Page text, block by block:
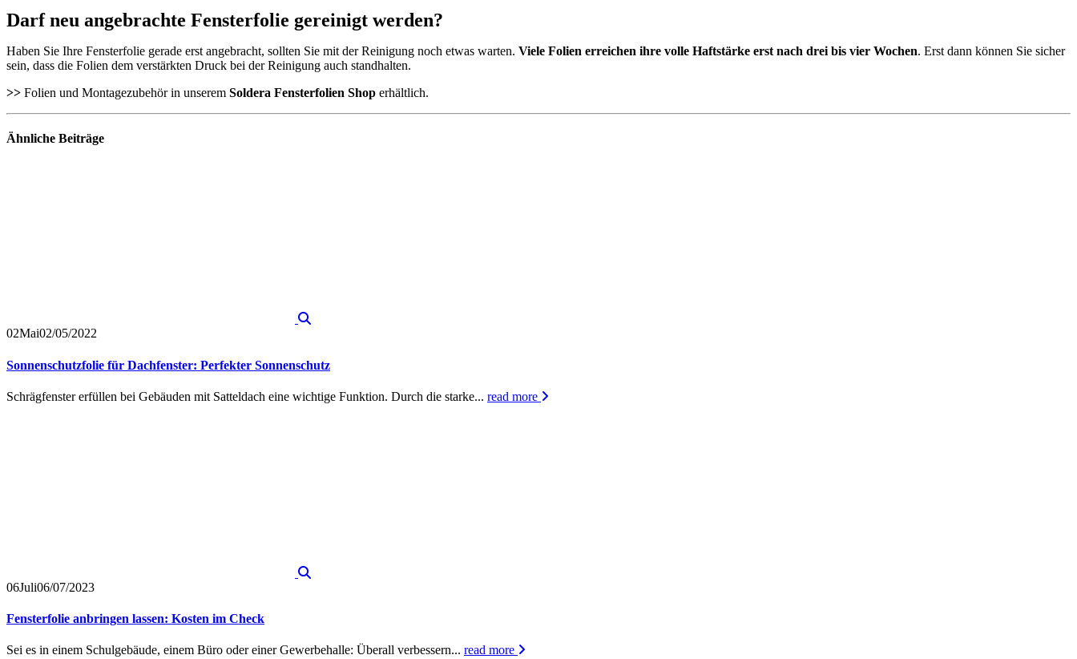
Darf neu angebrachte Fensterfolie gereinigt werden?
Haben Sie Ihre Fensterfolie gerade erst angebracht, sollten Sie mit der Reinigung noch etwas warten. Viele Folien erreichen ihre volle Haftstärke erst nach drei bis vier Wochen. Erst dann können Sie sicher
sein, dass die Folien dem verstärkten Druck bei der Reinigung auch standhalten.
>> Folien und Montagezubehör in unserem Soldera Fensterfolien Shop erhältlich.
Ähnliche Beiträge
02Mai02/05/2022
Sonnenschutzfolie für Dachfenster: Perfekter Sonnenschutz
Schrägfenster erfüllen bei Gebäuden mit Satteldach eine wichtige Funktion. Durch die starke... read more
06Juli06/07/2023
Fensterfolie anbringen lassen: Kosten im Check
Sei es in einem Schulgebäude, einem Büro oder einer Gewerbehalle: Überall verbessern... read more